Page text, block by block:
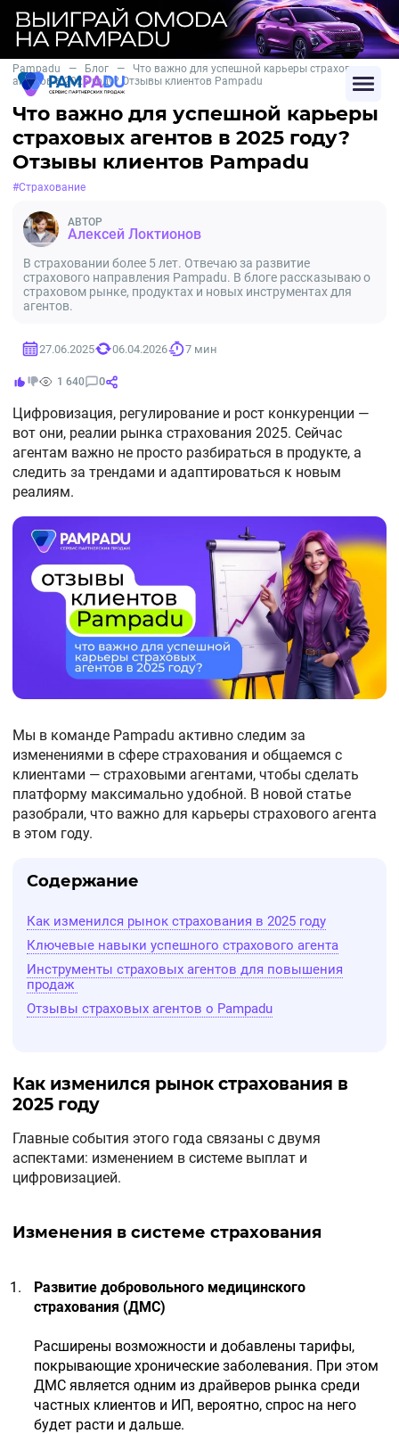
Pampadu — Блог —
Что важно для успешной карьеры страховых
агентов в 2025 году? Отзывы клиентов Pampadu
Что важно для успешной карьеры
страховых агентов в 2025 году?
Отзывы клиентов Pampadu
#Страхование
АВТОР
Алексей Локтионов
В страховании более 5 лет. Отвечаю за развитие
страхового направления Pampadu. В блоге рассказываю о
страховом рынке, продуктах и новых инструментах для
агентов.
27.06.2025 06.04.2026 7 мин
1 640 0
Цифровизация, регулирование и рост конкуренции —
вот они, реалии рынка страхования 2025. Сейчас
агентам важно не просто разбираться в продукте, а
следить за трендами и адаптироваться к новым
реалиям.
Мы в команде Pampadu активно следим за
изменениями в сфере страхования и общаемся с
клиентами — страховыми агентами, чтобы сделать
платформу максимально удобной. В новой статье
разобрали, что важно для карьеры страхового агента
в этом году.
Содержание
Как изменился рынок страхования в 2025 году
Ключевые навыки успешного страхового агента
Инструменты страховых агентов для повышения
продаж
Отзывы страховых агентов о Pampadu
Как изменился рынок страхования в
2025 году
Главные события этого года связаны с двумя
аспектами: изменением в системе выплат и
цифровизацией.
Изменения в системе страхования
Развитие добровольного медицинского
страхования (ДМС)
Расширены возможности и добавлены тарифы,
покрывающие хронические заболевания. При этом
ДМС является одним из драйверов рынка среди
частных клиентов и ИП, вероятно, спрос на него
будет расти и дальше.